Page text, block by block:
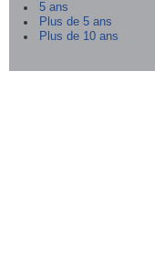
5 ans
Plus de 5 ans
Plus de 10 ans